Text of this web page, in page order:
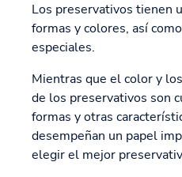
Los preservativos tienen
formas y colores, así
especiales.
Mientras que el color y
de los preservativos son
formas y otras
desempeñan un papel
elegir el mejor